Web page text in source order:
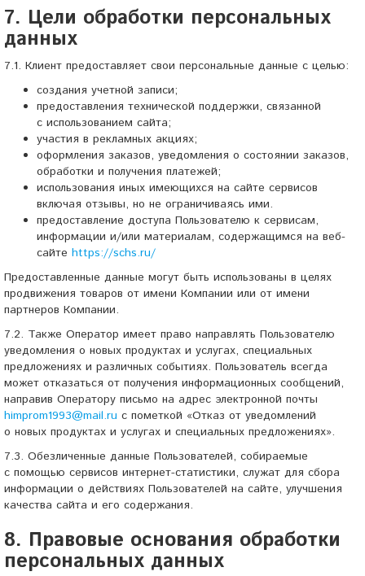
7. Цели обработки персональных
данных
7.1. Клиент предоставляет свои персональные данные с целью:
создания учетной записи;
предоставления технической поддержки, связанной
с использованием сайта;
участия в рекламных акциях;
оформления заказов, уведомления о состоянии заказов,
обработки и получения платежей;
использования иных имеющихся на сайте сервисов
включая отзывы, но не ограничиваясь ими.
предоставление доступа Пользователю к сервисам,
информации и/или материалам, содержащимся на веб-
сайте https://schs.ru/
Предоставленные данные могут быть использованы в целях
продвижения товаров от имени Компании или от имени
партнеров Компании.
7.2. Также Оператор имеет право направлять Пользователю
уведомления о новых продуктах и услугах, специальных
предложениях и различных событиях. Пользователь всегда
может отказаться от получения информационных сообщений,
направив Оператору письмо на адрес электронной почты
himprom1993@mail.ru с пометкой «Отказ от уведомлений
о новых продуктах и услугах и специальных предложениях».
7.3. Обезличенные данные Пользователей, собираемые
с помощью сервисов интернет-статистики, служат для сбора
информации о действиях Пользователей на сайте, улучшения
качества сайта и его содержания.
8. Правовые основания обработки
персональных данных